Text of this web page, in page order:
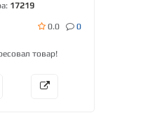
17219
0.0 0
товар!